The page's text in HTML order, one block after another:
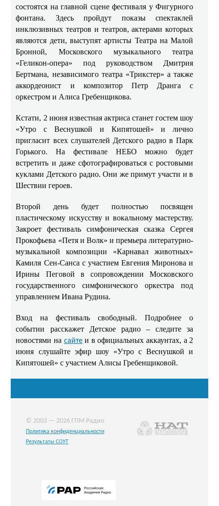
состоятся на главной сцене фестиваля у Фигурного
фонтана. Здесь пройдут показы спектаклей
инклюзивных театров и театров, актерами которых
являются дети, выступят артисты Театра на Малой
Бронной, Московского музыкального театра
«Геликон-опера» под руководством Дмитрия
Бертмана, независимого театра «Трикстер» а также
аккордеонист и композитор Петр Дранга с
оркестром и Алиса Гребенщикова.
Кстати, 2 июня известная актриса станет гостем шоу
«Утро с Веснушкой и Кипятошей» и лично
пригласит всех слушателей Детского радио в Парк
Горького. На фестивале НЕБО можно будет
встретить и даже сфотографироваться с ростовыми
куклами Детского радио. Они же примут участи и в
Шествии героев.
Второй день будет полностью посвящен
пластическому искусству и вокальному мастерству.
Закроет фестиваль симфоническая сказка Сергея
Прокофьева «Петя и Волк» и премьера литературно-
музыкальной композиции «Карнавал животных»
Камиля Сен-Санса с участием Евгения Миронова и
Ирины Пеговой в сопровождении Московского
государственного симфонического оркестра под
управлением Ивана Рудина.
Вход на фестиваль свободный. Подробнее о
событии расскажет Детское радио – следите за
новостями на сайтеи в официальных аккаунтах, а 2
июня слушайте эфир шоу «Утро с Веснушкой и
Кипятошей» с участием Алисы Гребенщиковой.
© 2003 — 2026 ГПМ Радио
Политика конфиденциальности
Результаты СОУТ